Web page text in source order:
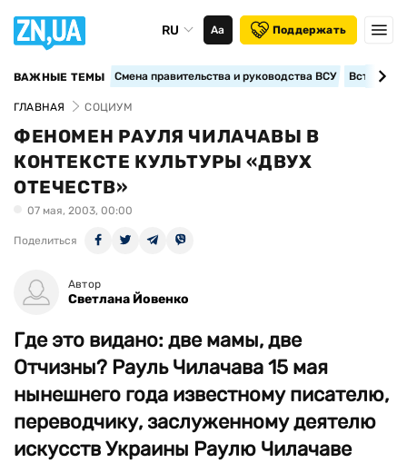
RU Аа Поддержать
ВАЖНЫЕ ТЕМЫ Смена правительства и руководства ВСУ
ГЛАВНАЯ СОЦИУМ
ФЕНОМЕН РАУЛЯ ЧИЛАЧАВЫ В
КОНТЕКСТЕ КУЛЬТУРЫ «ДВУХ
ОТЕЧЕСТВ»
07 мая, 2003, 00:00
Поделиться
Автор
Светлана Йовенко
Где это видано: две мамы, две
Отчизны? Рауль Чилачава 15 мая
нынешнего года известному писателю,
переводчику, заслуженному деятелю
искусств Украины Раулю Чилачаве